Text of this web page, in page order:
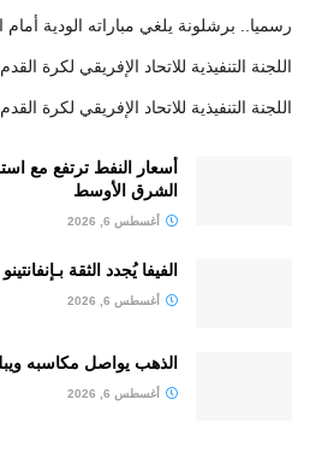
رسميا.. برشلونة يلغي مباراته الودية أمام
اللجنة التنفيذية للاتحاد الإفريقي لكرة
اللجنة التنفيذية للاتحاد الإفريقي لكرة
أسعار النفط ترتفع مع
الشرق الأوسط
أغسطس 6, 2026
الفيفا يُجدد الثقة بـإنفانتينو
أغسطس 6, 2026
الذهب يواصل مكاسبه
أغسطس 6, 2026